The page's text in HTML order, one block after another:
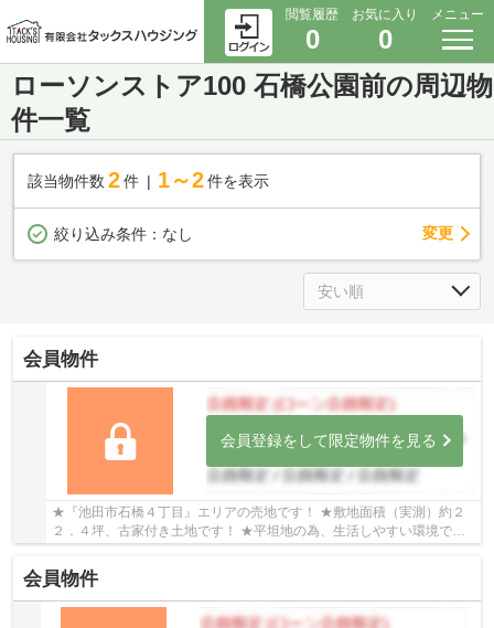
閲覧履歴
0
お気に入り
0
メニュー
ローソンストア100 石橋公園前の周辺物
件一覧
該当物件数 2件 1～2 件を表示
絞り込み条件： なし 変更
会員物件
会員登録をして限定物件を見る
★『池田市石橋４丁目』エリアの売地です！ ★敷地面積（実測）約２
２．４坪、古家付き土地です！ ★平坦地の為、生活しやすい環境で
会員物件